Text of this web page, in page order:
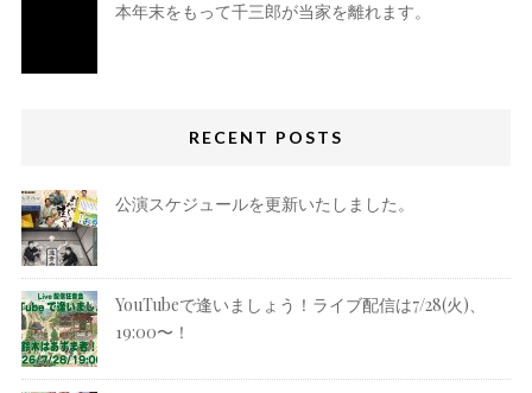
本年末をもって千三郎が当家を離れます。
RECENT POSTS
公演スケジュールを更新いたしました。
YouTubeで逢いましょう！ライブ配信は7/28(火)、
19:00〜！